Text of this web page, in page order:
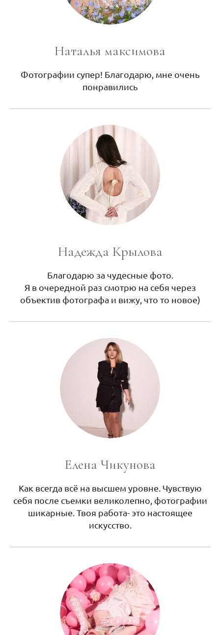
Наталья максимова
Фотографии супер! Благодарю, мне очень
понравились
Надежда Крылова
Благодарю за чудесные фото.
Я в очередной раз смотрю на себя через
объектив фотографа и вижу, что то новое)
Елена Чикунова
Как всегда всё на высшем уровне. Чувствую
себя после съемки великолепно, фотографии
шикарные. Твоя работа- это настоящее
искусство.